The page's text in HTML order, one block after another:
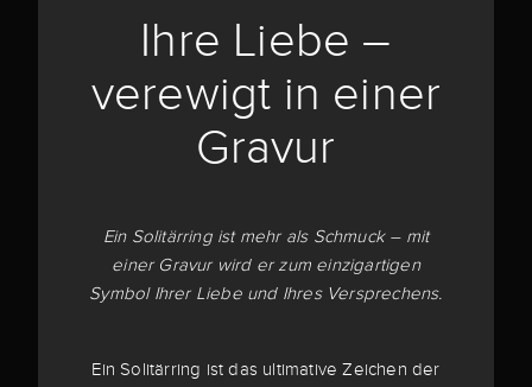
Ihre Liebe –
verewigt in einer
Gravur
Ein Solitärring ist mehr als Schmuck – mit
einer Gravur wird er zum einzigartigen
Symbol Ihrer Liebe und Ihres Versprechens.
Ein Solitärring ist das ultimative Zeichen der